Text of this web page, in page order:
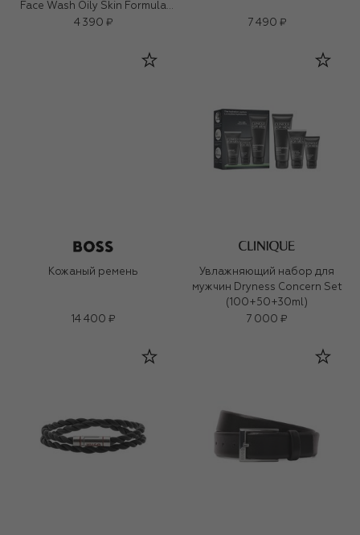
Face Wash Oily Skin Formula
(200ml)
4 390 ₽ 7 490 ₽
Кожаный ремень
14 400 ₽
Увлажняющий набор для
мужчин Dryness Concern Set
(100+50+30ml)
7 000 ₽